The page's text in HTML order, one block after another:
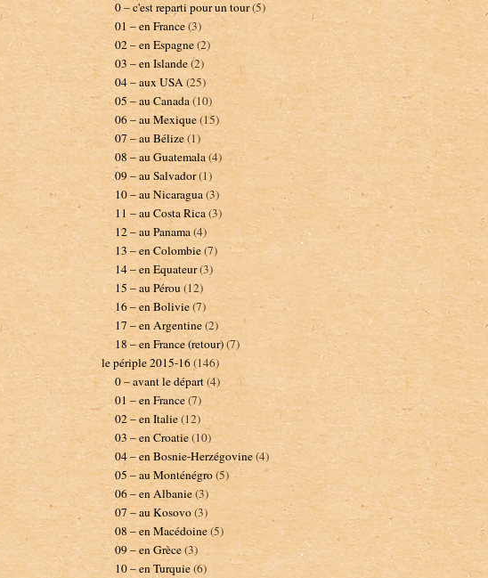
0 – c'est reparti pour un tour(5)
01 – en France(3)
02 – en Espagne(2)
03 – en Islande(2)
04 – aux USA(25)
05 – au Canada(10)
06 – au Mexique(15)
07 – au Bélize(1)
08 – au Guatemala(4)
09 – au Salvador(1)
10 – au Nicaragua(3)
11 – au Costa Rica(3)
12 – au Panama(4)
13 – en Colombie(7)
14 – en Equateur(3)
15 – au Pérou(12)
16 – en Bolivie(7)
17 – en Argentine(2)
18 – en France (retour)(7)
le périple 2015-16(146)
0 – avant le départ(4)
01 – en France(7)
02 – en Italie(12)
03 – en Croatie(10)
04 – en Bosnie-Herzégovine(4)
05 – au Monténégro(5)
06 – en Albanie(3)
07 – au Kosovo(3)
08 – en Macédoine(5)
09 – en Grèce(3)
10 – en Turquie(6)